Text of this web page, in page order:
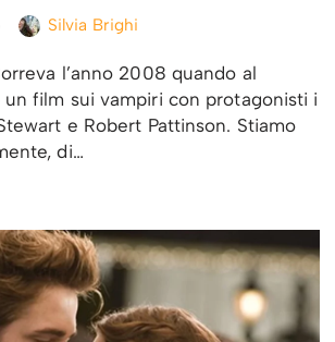
Silvia Brighi
l’anno 2008 quando al
film sui vampiri con protagonisti i
e Robert Pattinson. Stiamo
di…